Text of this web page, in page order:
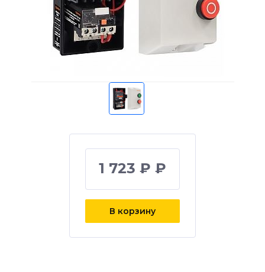
1 723 ₽ ₽
В корзину